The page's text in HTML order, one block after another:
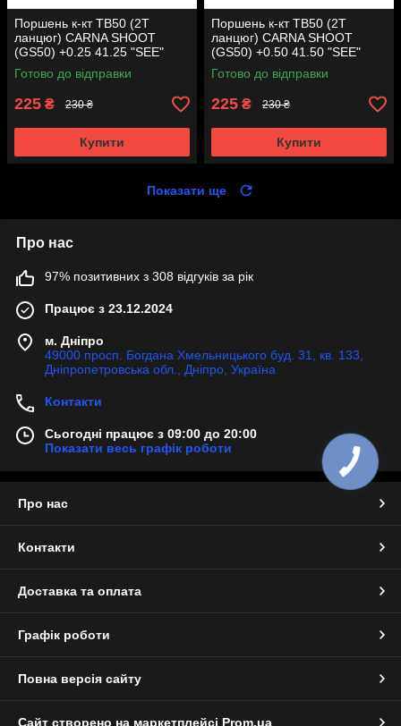
Поршень к-кт TB50 (2T
ланцюг) CARNA SHOOT
(GS50) +0.25 41.25 "SEE"
(Sheng-E) таємниця (акція)
Готово до відправки
225 ₴ 230 ₴
Купити
Поршень к-кт TB50 (2T
ланцюг) CARNA SHOOT
(GS50) +0.50 41.50 "SEE"
(Sheng-E) таємниця (акція)
Готово до відправки
225 ₴ 230 ₴
Купити
Показати ще
Про нас
97% позитивних з 308 відгуків за рік
Працює з 23.12.2024
м. Дніпро
49000 просп. Богдана Хмельницького буд. 31, кв. 133,
Дніпропетровська обл., Дніпро, Україна
Контакти
Сьогодні працює з 09:00 до 20:00
Показати весь графік роботи
Про нас
Контакти
Доставка та оплата
Графік роботи
Повна версія сайту
Сайт створено на маркетплейсі Prom.ua